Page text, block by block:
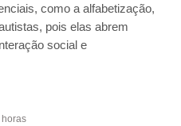
como a alfabetização,
pois elas abrem
social e